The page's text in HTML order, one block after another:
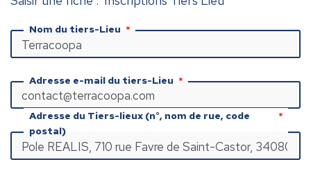
Nom du tiers-Lieu
Adresse e-mail du tiers-Lieu
Adresse du Tiers-lieux (n°, nom de rue, code
postal)